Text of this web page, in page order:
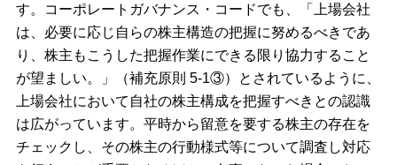
す。コーポレートガバナンス・コードでも、「上場会社
は、必要に応じ自らの株主構造の把握に努めるべきであ
り、株主もこうした把握作業にできる限り協力すること
が望ましい。」（補充原則 5-1③）とされているように、
上場会社において自社の株主構成を把握すべきとの認識
は広がっています。平時から留意を要する株主の存在を
チェックし、その株主の行動様式等について調査し対応